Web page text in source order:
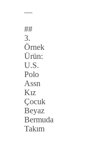
—
##
3.
Örnek
Ürün:
U.S.
Polo
Assn
Kız
Çocuk
Beyaz
Bermuda
Takım